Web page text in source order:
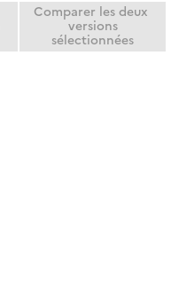
Comparer les deux
versions
sélectionnées